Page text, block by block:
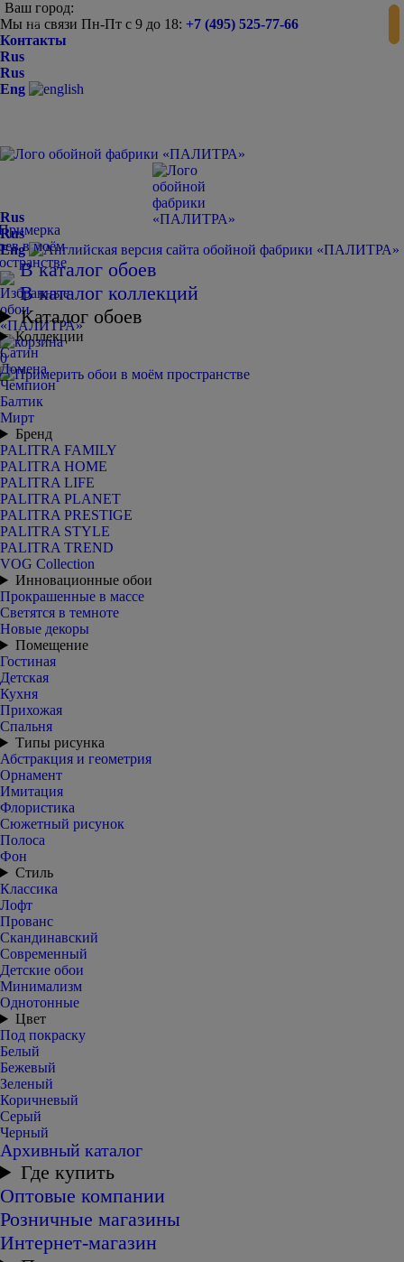
Ваш город:
Мы на связи Пн-Пт с 9 до 18: +7 (495) 525-77-66
Контакты
Rus
Rus
Eng
0
Rus
Rus
Eng
В каталог обоев
В каталог коллекций
Каталог обоев
Коллекции
Сатин
Домена
Чемпион
Балтик
Мирт
Бренд
PALITRA FAMILY
PALITRA HOME
PALITRA LIFE
PALITRA PLANET
PALITRA PRESTIGE
PALITRA STYLE
PALITRA TREND
VOG Collection
Инновационные обои
Прокрашенные в массе
Светятся в темноте
Новые декоры
Помещение
Гостиная
Детская
Кухня
Прихожая
Спальня
Типы рисунка
Абстракция и геометрия
Орнамент
Имитация
Флористика
Сюжетный рисунок
Полоса
Фон
Стиль
Классика
Лофт
Прованс
Скандинавский
Современный
Детские обои
Минимализм
Однотонные
Цвет
Под покраску
Белый
Бежевый
Зеленый
Коричневый
Серый
Черный
Архивный каталог
Где купить
Оптовые компании
Розничные магазины
Интернет-магазин
-